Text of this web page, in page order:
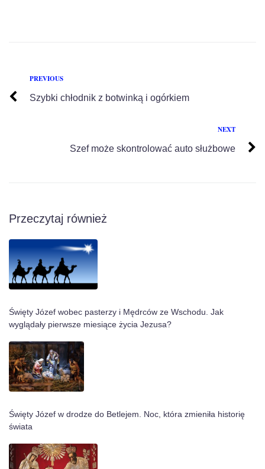
PREVIOUS
Szybki chłodnik z botwinką i ogórkiem
NEXT
Szef może skontrolować auto służbowe
Przeczytaj również
Święty Józef wobec pasterzy i Mędrców ze Wschodu. Jak
wyglądały pierwsze miesiące życia Jezusa?
Święty Józef w drodze do Betlejem. Noc, która zmieniła historię
świata